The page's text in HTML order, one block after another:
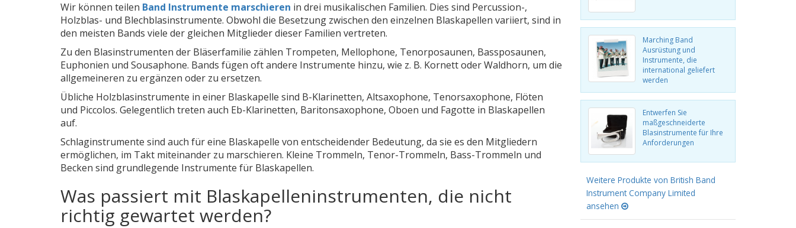
Wir können teilen Band Instrumente marschieren in drei musikalischen Familien. Dies sind Percussion-,
Holzblas- und Blechblasinstrumente. Obwohl die Besetzung zwischen den einzelnen Blaskapellen variiert, sind in
den meisten Bands viele der gleichen Mitglieder dieser Familien vertreten.
Zu den Blasinstrumenten der Bläserfamilie zählen Trompeten, Mellophone, Tenorposaunen, Bassposaunen,
Euphonien und Sousaphone. Bands fügen oft andere Instrumente hinzu, wie z. B. Kornett oder Waldhorn, um die
allgemeineren zu ergänzen oder zu ersetzen.
Übliche Holzblasinstrumente in einer Blaskapelle sind B-Klarinetten, Altsaxophone, Tenorsaxophone, Flöten
und Piccolos. Gelegentlich treten auch Eb-Klarinetten, Baritonsaxophone, Oboen und Fagotte in Blaskapellen
auf.
Schlaginstrumente sind auch für eine Blaskapelle von entscheidender Bedeutung, da sie es den Mitgliedern
ermöglichen, im Takt miteinander zu marschieren. Kleine Trommeln, Tenor-Trommeln, Bass-Trommeln und
Becken sind grundlegende Instrumente für Blaskapellen.
Was passiert mit Blaskapelleninstrumenten, die nicht
richtig gewartet werden?
Marching Band
Ausrüstung und
Instrumente, die
international geliefert
werden
Entwerfen Sie
maßgeschneiderte
Blasinstrumente für Ihre
Anforderungen
Weitere Produkte von British Band
Instrument Company Limited
ansehen